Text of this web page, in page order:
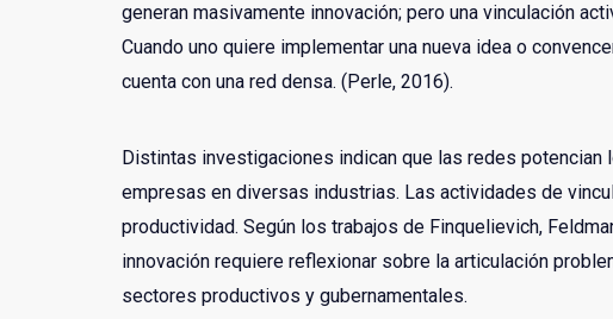
generan masivamente innovación; pero una vinculación
Cuando uno quiere implementar una nueva idea o
cuenta con una red densa. (Perle, 2016).
Distintas investigaciones indican que las redes
empresas en diversas industrias. Las actividades de
productividad. Según los trabajos de Finquelievich,
innovación requiere reflexionar sobre la articulación
sectores productivos y gubernamentales.